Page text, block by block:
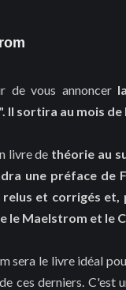
de vous annoncer
Il sortira au mois
livre de théorie au
une préface de
relus et corrigés
le Maelstrom et le
sera le livre idéal
ces derniers. C'est